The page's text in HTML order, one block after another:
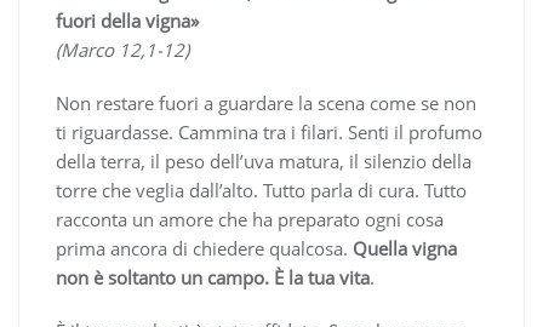
fuori della vigna»
(Marco 12,1-12)
Non restare fuori a guardare la scena come se non
ti riguardasse. Cammina tra i filari. Senti il profumo
della terra, il peso dell’uva matura, il silenzio della
torre che veglia dall’alto. Tutto parla di cura. Tutto
racconta un amore che ha preparato ogni cosa
prima ancora di chiedere qualcosa. Quella vigna
non è soltanto un campo. È la tua vita.